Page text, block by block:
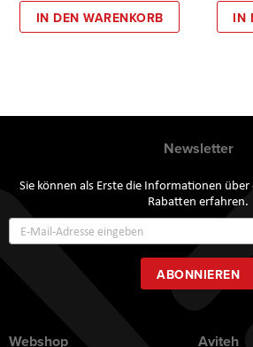
IN DEN WARENKORB IN
Newsletter
Sie können als Erste die Informationen
Rabatten erfahren.
zum
ABONNIEREN
Webshop Aviteh